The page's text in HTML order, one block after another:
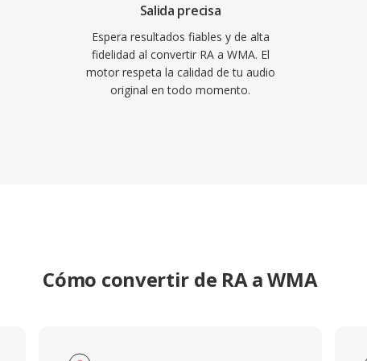
para la reproducción
multiplataforma ha
y GStreamer,
compatible qué
Microsoft. El formato
aunque los
Salida precisa
Espera resultados fiables y de alta
fidelidad al convertir RA a WMA. El
motor respeta la calidad de tu audio
original en todo momento.
Cómo convertir de RA a WMA